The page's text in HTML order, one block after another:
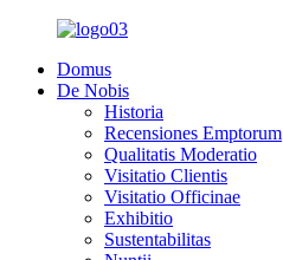
Domus
De Nobis
Historia
Recensiones Emptorum
Qualitatis Moderatio
Visitatio Clientis
Visitatio Officinae
Exhibitio
Sustentabilitas